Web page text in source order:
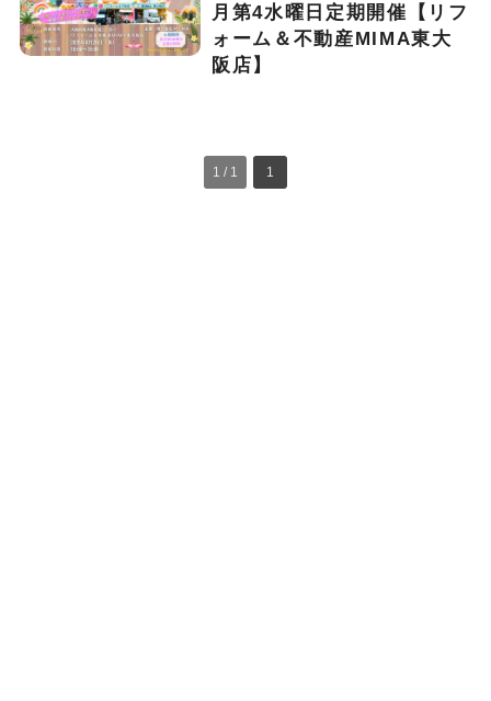
月第4水曜日定期開催【リフ
ォーム＆不動産MIMA東大
阪店】
1 / 1 1